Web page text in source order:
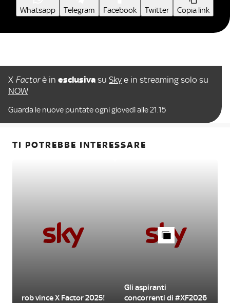
Whatsapp Telegram Facebook Twitter Copia link
X Factorè in esclusiva su Sky e in streaming solo su
NOW
Guarda le nuove puntate ogni giovedì alle 21.15
TI POTREBBE INTERESSARE
rob vince X Factor 2025!
Gli aspiranti
concorrenti di #XF2026